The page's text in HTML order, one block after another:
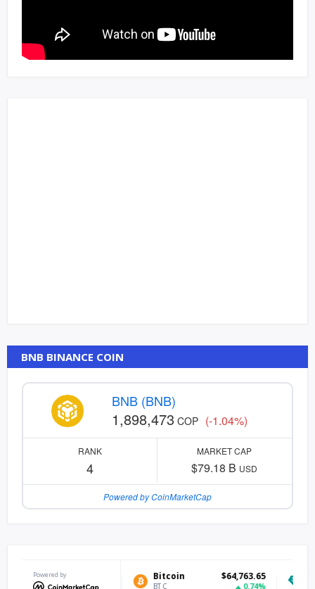
BNB BINANCE COIN
BNB (BNB)
1,898,473 COP (-1.04%)
RANK
4
MARKET CAP
$79.18 B USD
Powered by CoinMarketCap
Powered by Bitcoin $64,763.65 Tether